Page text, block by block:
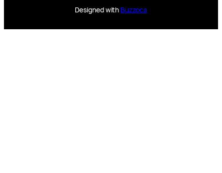
Designed with Buzzoca